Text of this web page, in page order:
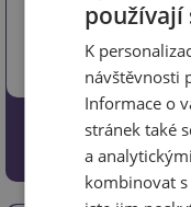
Rozteč: 150 mm *
Materiál: chrom
1099 Kč
908.26 Kč bez DPH
používají
K
návštěvnosti
Informace o
stránek také
a
kombinovat